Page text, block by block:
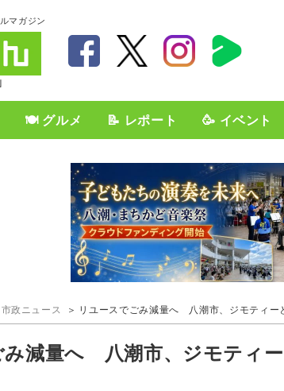
マガジン
🍽️ グルメ 📝 レポート 🥳 イベント
市政ニュース リユースでごみ減量へ 八潮市、ジモティー
み減量へ 八潮市、ジモティ